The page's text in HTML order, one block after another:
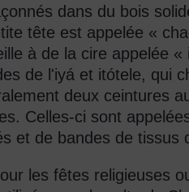
dans du bois
tête est appelée «
à de la cire appelée
de l'iyá et itótele, qui
deux ceintures
Celles-ci sont
et de bandes de tissus
les fêtes religieuses